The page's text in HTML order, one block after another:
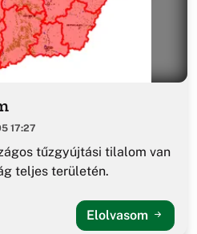
17:27
tűzgyújtási tilalom van
teljes területén.
Elolvasom